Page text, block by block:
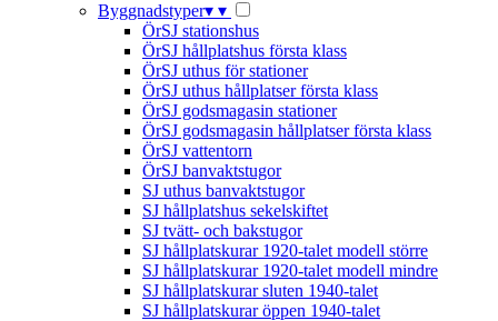
Byggnadstyper▾ ▾
ÖrSJ stationshus
ÖrSJ hållplatshus första klass
ÖrSJ uthus för stationer
ÖrSJ uthus hållplatser första klass
ÖrSJ godsmagasin stationer
ÖrSJ godsmagasin hållplatser första klass
ÖrSJ vattentorn
ÖrSJ banvaktstugor
SJ uthus banvaktstugor
SJ hållplatshus sekelskiftet
SJ tvätt- och bakstugor
SJ hållplatskurar 1920-talet modell större
SJ hållplatskurar 1920-talet modell mindre
SJ hållplatskurar sluten 1940-talet
SJ hållplatskurar öppen 1940-talet